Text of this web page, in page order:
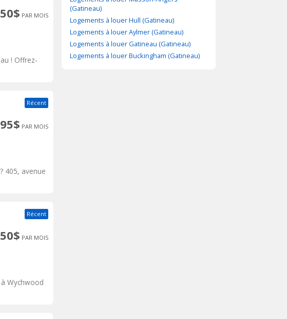
PAR MOIS
! Offrez-
Récent
PAR MOIS
405, avenue
Récent
PAR MOIS
Wychwood
(Gatineau)
Logements à louer Hull (Gatineau)
Logements à louer Aylmer (Gatineau)
Logements à louer Gatineau (Gatineau)
Logements à louer Buckingham (Gatineau)